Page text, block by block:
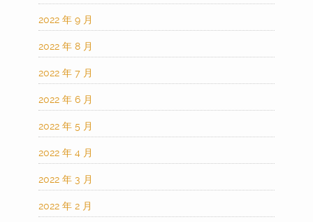
2022 年 9 月
2022 年 8 月
2022 年 7 月
2022 年 6 月
2022 年 5 月
2022 年 4 月
2022 年 3 月
2022 年 2 月